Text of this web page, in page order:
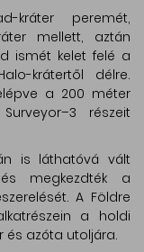
kráter peremét,
mellett, aztán
ismét kelet felé a
krátertől délre.
a 200 méter
részeit
is láthatóvá vált
és megkezdték a
A Földre
a holdi
és azóta utoljára.